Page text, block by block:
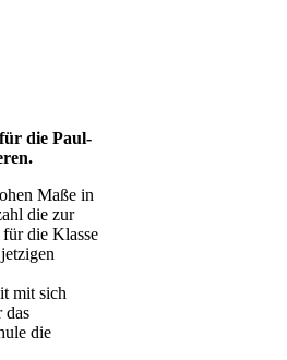
die Paul-
Maße in
die zur
für die Klasse
mit sich
das
die